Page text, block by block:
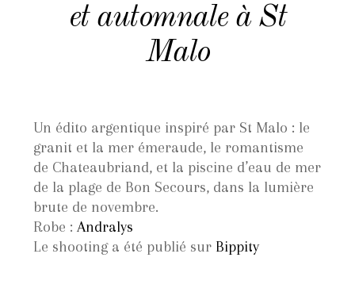
et automnale à St
Malo
Un édito argentique inspiré par St Malo : le
granit et la mer émeraude, le romantisme
de Chateaubriand, et la piscine d’eau de mer
de la plage de Bon Secours, dans la lumière
brute de novembre.
Robe :Andralys
Le shooting a été publié sur Bippity